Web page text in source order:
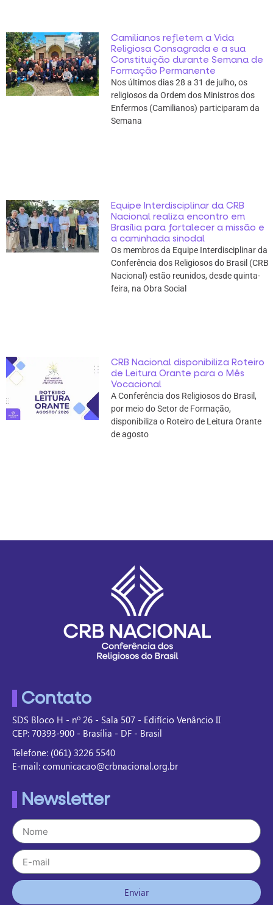
Camilianos refletem a Vida
Religiosa Consagrada e a sua
Constituição durante Semana de
Formação Permanente
Nos últimos dias 28 a 31 de julho, os
religiosos da Ordem dos Ministros dos
Enfermos (Camilianos) participaram da
Semana
Equipe Interdisciplinar da CRB
Nacional realiza encontro em
Brasília para fortalecer a missão e
a caminhada sinodal
Os membros da Equipe Interdisciplinar da
Conferência dos Religiosos do Brasil (CRB
Nacional) estão reunidos, desde quinta-
feira, na Obra Social
CRB Nacional disponibiliza Roteiro
de Leitura Orante para o Mês
Vocacional
A Conferência dos Religiosos do Brasil,
por meio do Setor de Formação,
disponibiliza o Roteiro de Leitura Orante
de agosto
Contato
SDS Bloco H - nº 26 - Sala 507 - Edifício Venâncio II
CEP: 70393-900 - Brasília - DF - Brasil
Telefone: (061) 3226 5540
E-mail: comunicacao@crbnacional.org.br
Newsletter
Enviar